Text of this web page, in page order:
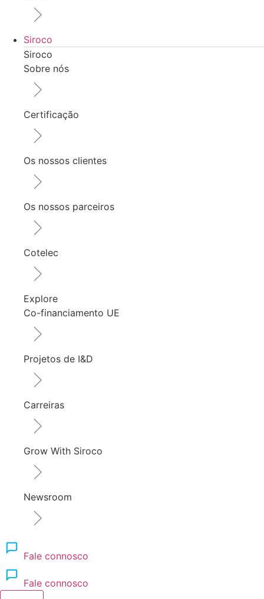
Siroco
Siroco
Sobre nós
Certificação
Os nossos clientes
Os nossos parceiros
Cotelec
Explore
Co-financiamento UE
Projetos de I&D
Carreiras
Grow With Siroco
Newsroom
Fale connosco
Fale connosco